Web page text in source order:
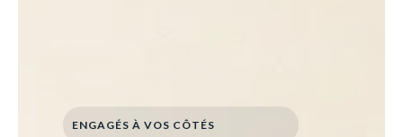
ENGAGÉS À VOS CÔTÉS